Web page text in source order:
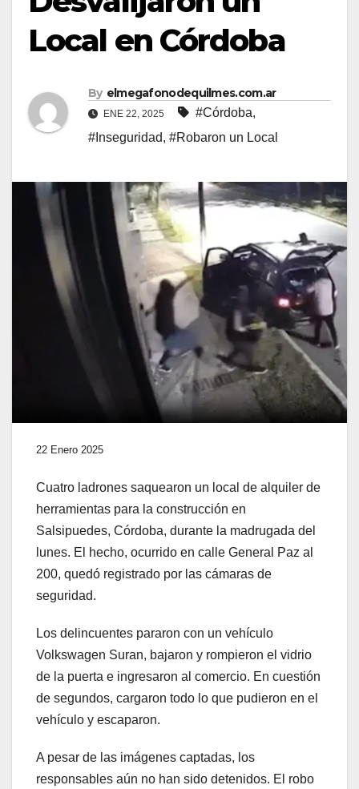
Local en Córdoba
By elmegafonodequilmes.com.ar
ENE 22, 2025 #Córdoba,
#Inseguridad, #Robaron un Local
22 Enero 2025
Cuatro ladrones saquearon un local de alquiler de
herramientas para la construcción en
Salsipuedes, Córdoba, durante la madrugada del
lunes. El hecho, ocurrido en calle General Paz al
200, quedó registrado por las cámaras de
seguridad.
Los delincuentes pararon con un vehículo
Volkswagen Suran, bajaron y rompieron el vidrio
de la puerta e ingresaron al comercio. En cuestión
de segundos, cargaron todo lo que pudieron en el
vehículo y escaparon.
A pesar de las imágenes captadas, los
responsables aún no han sido detenidos. El robo